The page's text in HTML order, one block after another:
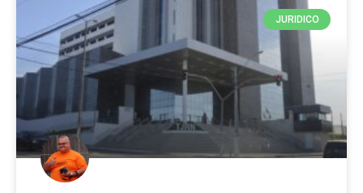
JURIDICO